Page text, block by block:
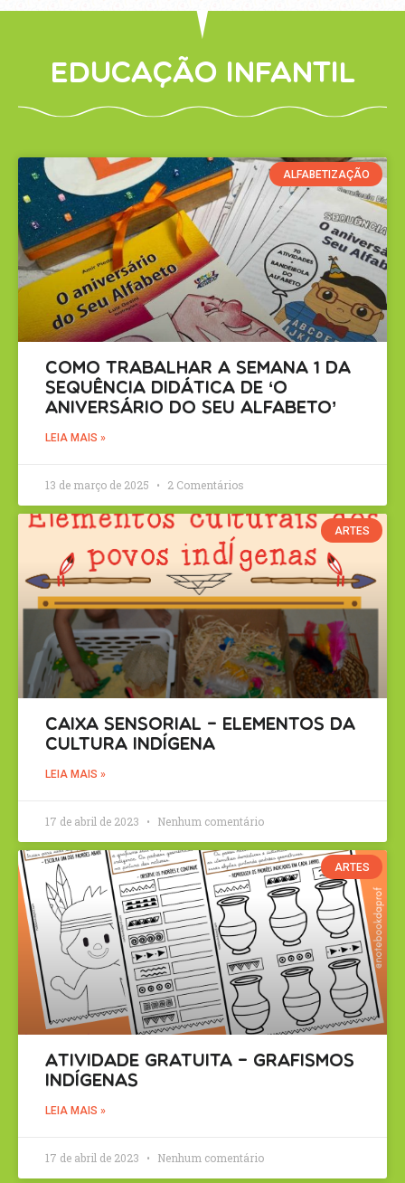
Educação Infantil
ALFABETIZAÇÃO
Como Trabalhar a Semana 1 da
Sequência Didática de ‘O
Aniversário do Seu Alfabeto’
LEIA MAIS »
13 de março de 2025 2 Comentários
ARTES
Caixa sensorial – Elementos da
Cultura Indígena
LEIA MAIS »
17 de abril de 2023 Nenhum comentário
ARTES
Atividade Gratuita – Grafismos
Indígenas
LEIA MAIS »
17 de abril de 2023 Nenhum comentário